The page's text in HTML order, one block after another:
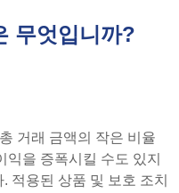
무엇입니까?
거래 금액의 작은 비율
을 증폭시킬 수도 있지
적용된 상품 및 보호 조치